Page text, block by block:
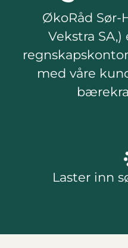
ØkoRåd Sør-
Vekstra
med våre
Laster inn